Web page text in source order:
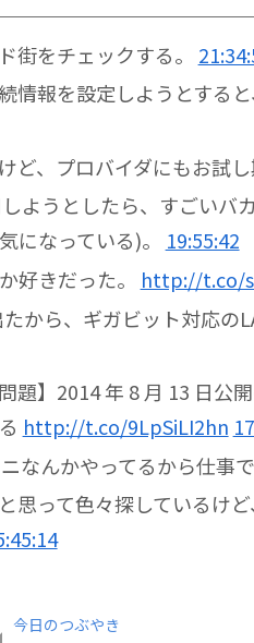
街をチェックする。
情報を設定しようとする
ど、プロバイダにもお試し
ようとしたら、すごいバ
になっている)。 19:55:42
好きだった。 http://t.co/
から、ギガビット対応の
題】2014 年 8 月 13 日公
http://t.co/9LpSiLI2hn
なんかやってるから仕事
思って色々探しているけ
今日のつぶやき